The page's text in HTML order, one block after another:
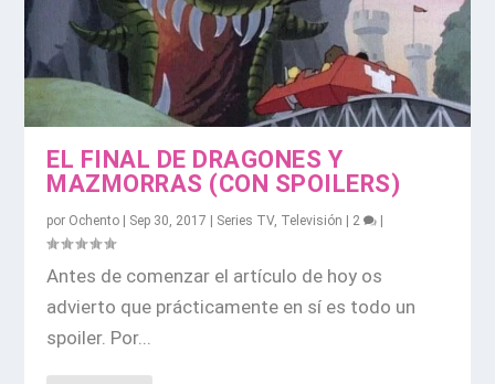
EL FINAL DE DRAGONES Y
MAZMORRAS (CON SPOILERS)
por Ochento | Sep 30, 2017 | Series TV, Televisión | 2 |
Antes de comenzar el artículo de hoy os
advierto que prácticamente en sí es todo un
spoiler. Por...